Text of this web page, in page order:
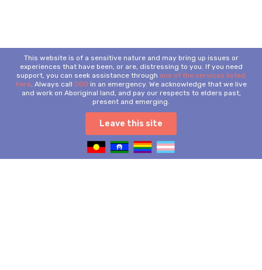
This website is of a sensitive nature and may bring up issues or
experiences that have been, or are, distressing to you. If you need
support, you can seek assistance through one of the services listed
here. Always call 000 in an emergency. We acknowledge that we live
and work on Aboriginal land, and pay our respects to elders past,
present and emerging.
Leave this site